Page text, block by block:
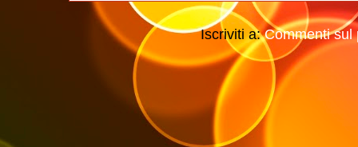
Iscriviti a:Commenti sul